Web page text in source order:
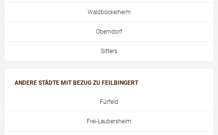
Waldböckelheim
Oberndorf
Sitters
ANDERE STÄDTE MIT BEZUG ZU FEILBINGERT
Fürfeld
Frei-Laubersheim